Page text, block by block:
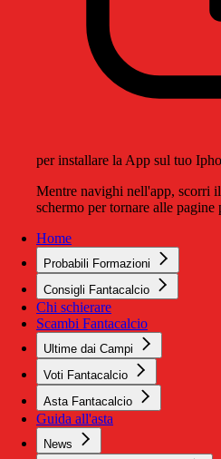
per installare la App sul tuo
Mentre navighi nell'app, scorri
schermo per tornare alle pagine
Home
Probabili Formazioni
Consigli Fantacalcio
Chi schierare
Scambi Fantacalcio
Ultime dai Campi
Voti Fantacalcio
Asta Fantacalcio
Guida all'asta
News